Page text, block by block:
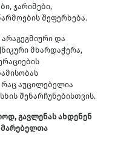
ჯარიმები,
შეფერხება.
და
მხარდაჭერა,
აუცილებელია
შენარჩუნებისთვის.
გავლენას ახდენენ